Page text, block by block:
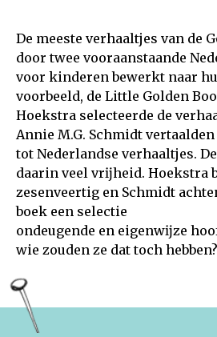
De meeste verhaaltjes van de
door twee vooraanstaande
voor kinderen bewerkt naar
voorbeeld, de Little Golden
Hoekstra selecteerde de
Annie M.G. Schmidt
tot Nederlandse verhaaltjes.
daarin veel vrĳheid. Hoekstra
zesenveertig en Schmidt
boek een selectie
ondeugende en eigenwĳze
wie zouden ze dat toch hebben?